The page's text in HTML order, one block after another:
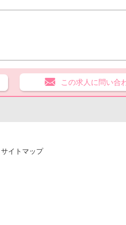
この求人に問い合
サイトマップ